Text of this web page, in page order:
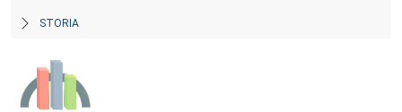
STORIA